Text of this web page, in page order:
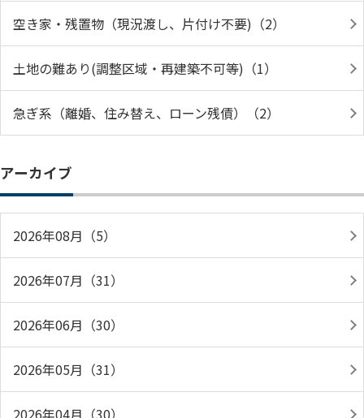
空き家・残置物（現況渡し、片付け不要)（2）
土地の難あり(調整区域・再建築不可等)（1）
急ぎ系（離婚、住み替え、ローン残債）（2）
アーカイブ
2026年08月（5）
2026年07月（31）
2026年06月（30）
2026年05月（31）
2026年04月（30）